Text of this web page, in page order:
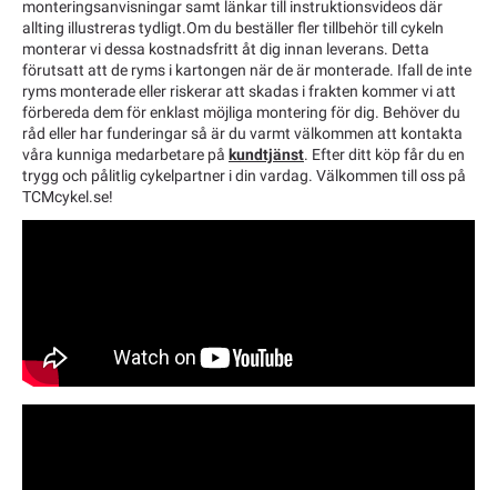
monteringsanvisningar samt länkar till instruktionsvideos där
allting illustreras tydligt.Om du beställer fler tillbehör till cykeln
monterar vi dessa kostnadsfritt åt dig innan leverans. Detta
förutsatt att de ryms i kartongen när de är monterade. Ifall de inte
ryms monterade eller riskerar att skadas i frakten kommer vi att
förbereda dem för enklast möjliga montering för dig. Behöver du
råd eller har funderingar så är du varmt välkommen att kontakta
våra kunniga medarbetare på kundtjänst. Efter ditt köp får du en
trygg och pålitlig cykelpartner i din vardag. Välkommen till oss på
TCMcykel.se!